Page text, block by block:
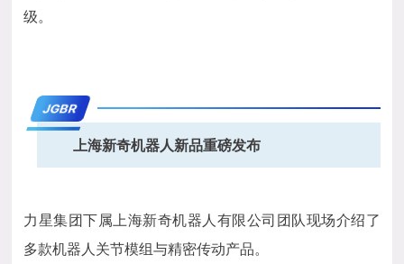
级。
JGBR
上海新奇机器人新品重磅发布
力星集团下属上海新奇机器人有限公司团队现场介绍了
多款机器人关节模组与精密传动产品。